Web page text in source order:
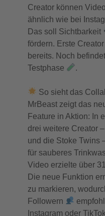
Creator können
ähnlich wie bei
Das soll Sichtbarkeit
fördern. Erste
bereits. Noch
Testphase
.
So sieht das
MrBeast zeigt das
Feature in Aktion: In
drei weitere Creator
und die Stoke Twins
für sauberes
Video erzielte über
Die neue Funktion
zu markieren,
Followern
Instagram oder